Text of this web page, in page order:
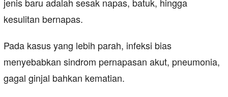
kesulitan bernapas.
Pada kasus yang lebih parah, infeksi bias
menyebabkan sindrom pernapasan akut, pneumonia,
gagal ginjal bahkan kematian.